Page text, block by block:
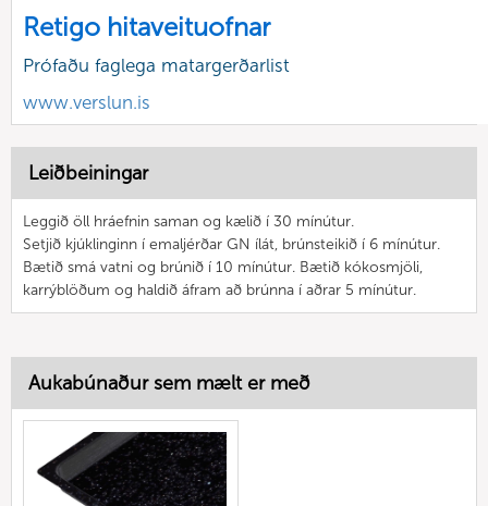
Retigo hitaveituofnar
Prófaðu faglega matargerðarlist
www.verslun.is
Leiðbeiningar
Leggið öll hráefnin saman og kælið í 30 mínútur.
Setjið kjúklinginn í emaljérðar GN ílát, brúnsteikið í 6 mínútur.
Bætið smá vatni og brúnið í 10 mínútur. Bætið kókosmjöli,
karrýblöðum og haldið áfram að brúnna í aðrar 5 mínútur.
Aukabúnaður sem mælt er með